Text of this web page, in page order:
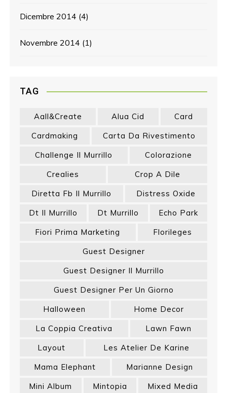
Dicembre 2014 (4)
Novembre 2014 (1)
TAG
Aall&create Alua Cid
Card
Cardmaking
Carta Da Rivestimento
Challenge Il Murrillo
Colorazione
Crealies
Crop A Dile
Diretta Fb Il Murrillo
Distress Oxide
Dt Il Murrillo
Dt Murrillo
Echo Park
Fiori Prima Marketing
Florileges
Guest Designer
Guest Designer Il Murrillo
Guest Designer Per Un Giorno
Halloween
Home Decor
La Coppia Creativa
Lawn Fawn
Layout
Les Atelier De Karine
Mama Elephant
Marianne Design
Mini Album
Mintopia
Mixed Media